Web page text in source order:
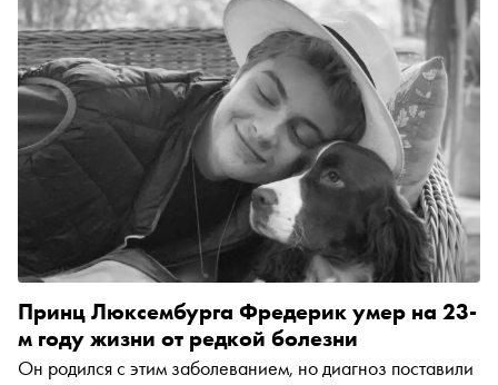
Принц Люксембурга Фредерик умер на 23-
м году жизни от редкой болезни
Он родился с этим заболеванием, но диагноз поставили